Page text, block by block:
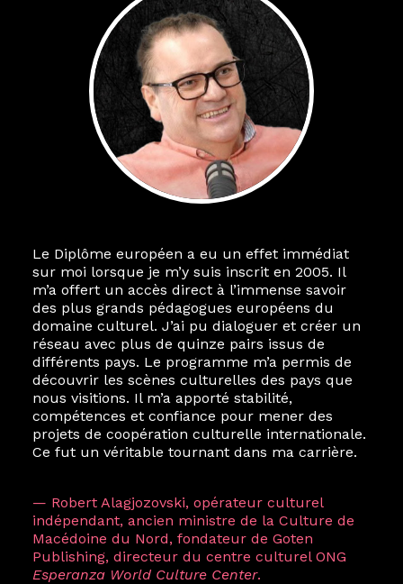
Le Diplôme européen a eu un effet immédiat
sur moi lorsque je m’y suis inscrit en 2005. Il
m’a offert un accès direct à l’immense savoir
des plus grands pédagogues européens du
domaine culturel. J’ai pu dialoguer et créer un
réseau avec plus de quinze pairs issus de
différents pays. Le programme m’a permis de
découvrir les scènes culturelles des pays que
nous visitions. Il m’a apporté stabilité,
compétences et confiance pour mener des
projets de coopération culturelle internationale.
Ce fut un véritable tournant dans ma carrière.
— Robert Alagjozovski, opérateur culturel
indépendant, ancien ministre de la Culture de
Macédoine du Nord, fondateur de Goten
Publishing, directeur du centre culturel ONG
Esperanza World Culture Center.